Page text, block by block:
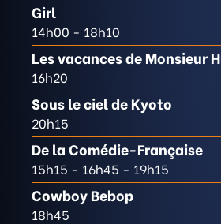
Girl
14h00 - 18h10
Les vacances de Monsieur
16h20
Sous le ciel de Kyoto
20h15
De la Comédie-Française
15h15 - 16h45 - 19h15
Cowboy Bebop
18h45